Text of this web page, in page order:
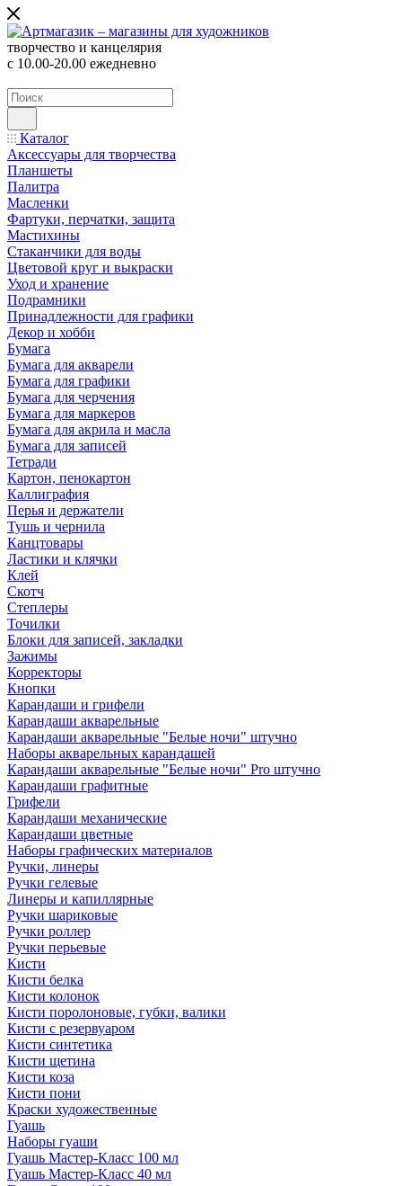
творчество и канцелярия
с 10.00-20.00 ежедневно
Каталог
Аксессуары для творчества
Планшеты
Палитра
Масленки
Фартуки, перчатки, защита
Мастихины
Стаканчики для воды
Цветовой круг и выкраски
Уход и хранение
Подрамники
Принадлежности для графики
Декор и хобби
Бумага
Бумага для акварели
Бумага для графики
Бумага для черчения
Бумага для маркеров
Бумага для акрила и масла
Бумага для записей
Тетради
Картон, пенокартон
Каллиграфия
Перья и держатели
Тушь и чернила
Канцтовары
Ластики и клячки
Клей
Скотч
Степлеры
Точилки
Блоки для записей, закладки
Зажимы
Корректоры
Кнопки
Карандаши и грифели
Карандаши акварельные
Карандаши акварельные "Белые ночи" штучно
Наборы акварельных карандашей
Карандаши акварельные "Белые ночи" Pro штучно
Карандаши графитные
Грифели
Карандаши механические
Карандаши цветные
Наборы графических материалов
Ручки, линеры
Ручки гелевые
Линеры и капиллярные
Ручки шариковые
Ручки роллер
Ручки перьевые
Кисти
Кисти белка
Кисти колонок
Кисти поролоновые, губки, валики
Кисти с резервуаром
Кисти синтетика
Кисти щетина
Кисти коза
Кисти пони
Краски художественные
Гуашь
Наборы гуаши
Гуашь Мастер-Класс 100 мл
Гуашь Мастер-Класс 40 мл